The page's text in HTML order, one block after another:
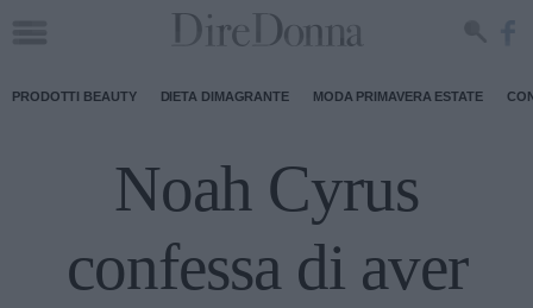
PRODOTTI BEAUTY DIETA DIMAGRANTE MODA PRIMAVERA ESTATE
Noah Cyrus
confessa di aver